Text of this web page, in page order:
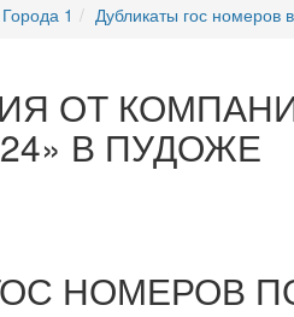
Города 1 Дубликаты гос номеров
ОТ
В ПУДОЖЕ
НОМЕРОВ